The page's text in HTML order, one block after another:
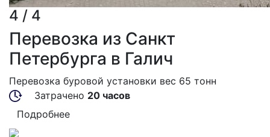
4 / 4
Перевозка из Санкт
Петербурга в Галич
Перевозка буровой установки вес 65 тонн
Затрачено 20 часов
Подробнее